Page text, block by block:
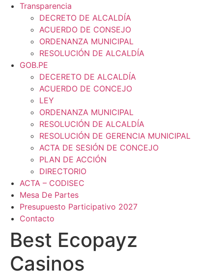
Transparencia
DECRETO DE ALCALDÍA
ACUERDO DE CONSEJO
ORDENANZA MUNICIPAL
RESOLUCIÓN DE ALCALDÍA
GOB.PE
DECERETO DE ALCALDÍA
ACUERDO DE CONCEJO
LEY
ORDENANZA MUNICIPAL
RESOLUCIÓN DE ALCALDÍA
RESOLUCIÓN DE GERENCIA MUNICIPAL
ACTA DE SESIÓN DE CONCEJO
PLAN DE ACCIÓN
DIRECTORIO
ACTA – CODISEC
Mesa De Partes
Presupuesto Participativo 2027
Contacto
Best Ecopayz
Casinos